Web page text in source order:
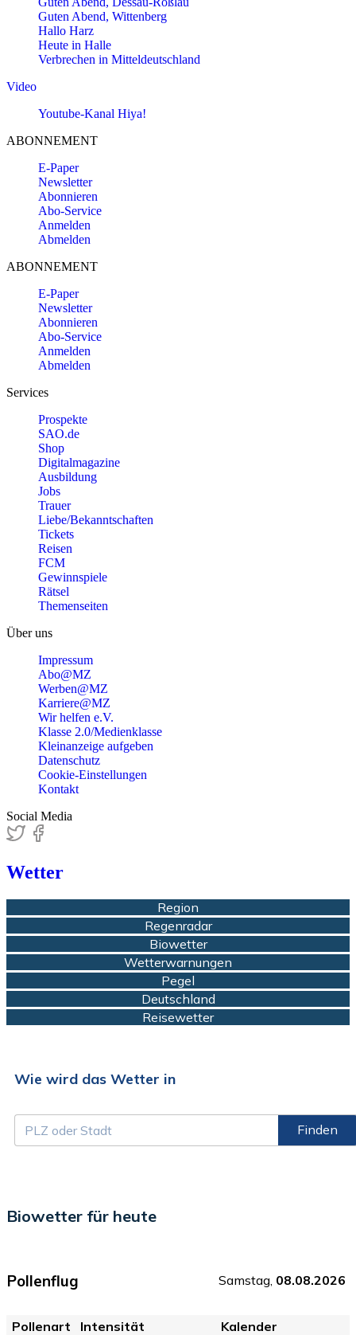
Guten Abend, Wittenberg
Hallo Harz
Heute in Halle
Verbrechen in Mitteldeutschland
Video
Youtube-Kanal Hiya!
ABONNEMENT
E-Paper
Newsletter
Abonnieren
Abo-Service
Anmelden
Abmelden
ABONNEMENT
E-Paper
Newsletter
Abonnieren
Abo-Service
Anmelden
Abmelden
Services
Prospekte
SAO.de
Shop
Digitalmagazine
Ausbildung
Jobs
Trauer
Liebe/Bekanntschaften
Tickets
Reisen
FCM
Gewinnspiele
Rätsel
Themenseiten
Über uns
Impressum
Abo@MZ
Werben@MZ
Karriere@MZ
Wir helfen e.V.
Klasse 2.0/Medienklasse
Kleinanzeige aufgeben
Datenschutz
Cookie-Einstellungen
Kontakt
Social Media
Wetter
Region
Regenradar
Biowetter
Wetterwarnungen
Pegel
Deutschland
Reisewetter
Wie wird das Wetter in
Finden
Biowetter für heute
Pollenflug Samstag, 08.08.2026
Pollenart Intensität
Kalender